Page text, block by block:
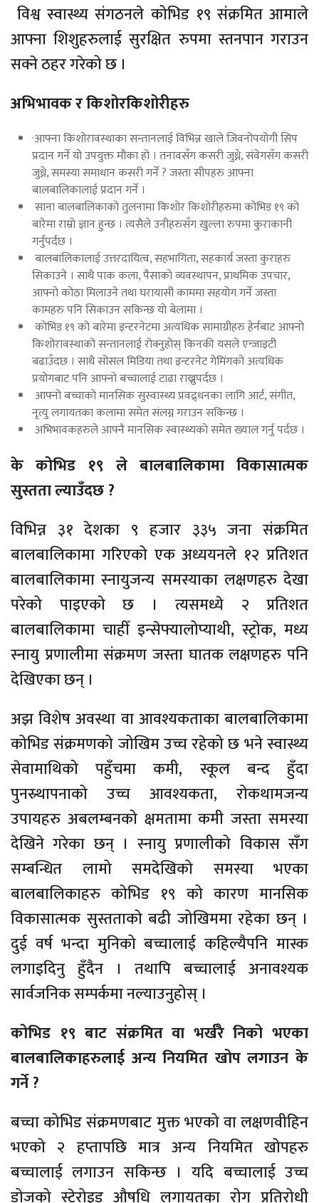
विश्व स्वास्थ्य संगठनले कोभिड १९ संक्रमित आमाले
आफ्ना शिशुहरुलाई सुरक्षित रुपमा स्तनपान गराउन
सक्ने ठहर गरेको छ ।
अभिभावक र किशोरकिशोरीहरु
·आफ्ना किशोरावस्थाका सन्तानलाई विभिन्न खाले जिवनोपयोगी सिप
प्रदान गर्ने यो उपयुक्त मौका हो । तनावसँग कसरी जुध्ने, संवेगसँग कसरी
जुध्ने, समस्या समाधान कसरी गर्ने ? जस्ता सीपहरु आफ्ना
बालबालिकालाई प्रदान गर्ने ।
साना बालबालिकाको तुलनामा किशोर किशोरीहरुमा कोभिड १९ को
बारेमा राम्रो ज्ञान हुन्छ । त्यसैले उनीहरुसँग खुल्ला रुपमा कुराकानी
गर्नुपर्दछ ।
बालबालिकालाई उत्तरदायित्व, सहभागिता, सहकार्य जस्ता कुराहरु
सिकाउने । साथै पाक कला, पैसाको व्यवस्थापन, प्राथमिक उपचार,
आफ्नो कोठा मिलाउने तथा घरायासी काममा सहयोग गर्ने जस्ता
कामहरु पनि सिकाउन सकिन्छ यो बेलामा ।
कोभिड १९ को बारेमा इन्टरनेटमा अत्यधिक सामाग्रीहरु हेर्नबाट आफ्नो
किशोरावस्थाको सन्तानलाई रोक्नुहोस् किनकी यसले एन्जाइटी
बढाउँदछ । साथै सोसल मिडिया तथा इन्टरनेट गेमिंगको अत्यधिक
प्रयोगबाट पनि आफ्नो बच्चालाई टाढा राख्नुपर्दछ ।
आफ्नो बच्चाको मानसिक सुस्वास्थ्य प्रवद्र्धनका लागि आर्ट, संगीत,
नृत्यु लगायतका कलामा समेत संलग्न गराउन सकिन्छ ।
अभिभावकहरुले आफ्नै मानसिक स्वास्थ्यको समेत ख्याल गर्नु पर्दछ ।
के कोभिड १९ ले बालबालिकामा विकासात्मक
सुस्तता ल्याउँदछ ?
विभिन्न ३१ देशका ९ हजार ३३५ जना संक्रमित
बालबालिकामा गरिएको एक अध्ययनले १२ प्रतिशत
बालबालिकामा स्नायुजन्य समस्याका लक्षणहरु देखा
परेको पाइएको छ । त्यसमध्ये २ प्रतिशत
बालबालिकामा चाहीँ इन्सेफ्यालोप्याथी, स्ट्रोक, मध्य
स्नायु प्रणालीमा संक्रमण जस्ता घातक लक्षणहरु पनि
देखिएका छन् ।
अझ विशेष अवस्था वा आवश्यकताका बालबालिकामा
कोभिड संक्रमणको जोखिम उच्च रहेको छ भने स्वास्थ्य
सेवामाथिको पहुँचमा कमी, स्कूल बन्द हुँदा
पुनस्र्थापनाको उच्च आवश्यकता, रोकथामजन्य
उपायहरु अबलम्बनको क्षमतामा कमी जस्ता समस्या
देखिने गरेका छन् । स्नायु प्रणालीको विकास सँग
सम्बन्धित लामो समदेखिको समस्या भएका
बालबालिकाहरु कोभिड १९ को कारण मानसिक
विकासात्मक सुस्तताको बढी जोखिममा रहेका छन् ।
दुई वर्ष भन्दा मुनिको बच्चालाई कहिल्यैपनि मास्क
लगाइदिनु हुँदैन । तथापि बच्चालाई अनावश्यक
सार्वजनिक सम्पर्कमा नल्याउनुहोस् ।
कोभिड १९ बाट संक्रमित वा भर्खरै निको भएका
बालबालिकाहरुलाई अन्य नियमित खोप लगाउन के
गर्ने ?
बच्चा कोभिड संक्रमणबाट मुक्त भएको वा लक्षणवीहिन
भएको २ हप्तापछि मात्र अन्य नियमित खोपहरु
बच्चालाई लगाउन सकिन्छ । यदि बच्चालाई उच्च
डोजको स्टेरोइड औषधि लगायतका रोग प्रतिरोधी